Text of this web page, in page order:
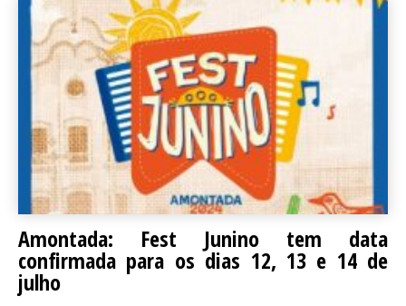
Amontada: Fest Junino tem data
confirmada para os dias 12, 13 e 14 de
julho